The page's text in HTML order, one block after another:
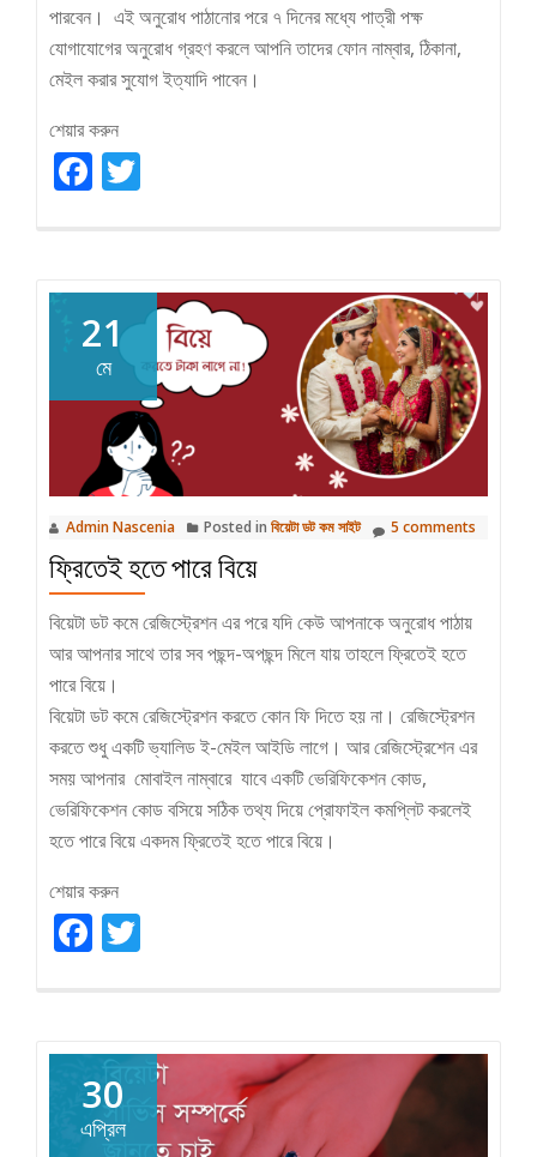
পারবেন। এই অনুরোধ পাঠানোর পরে ৭ দিনের মধ্যে পাত্রী পক্ষ
যোগাযোগের অনুরোধ গ্রহণ করলে আপনি তাদের ফোন নাম্বার, ঠিকানা,
মেইল করার সুযোগ ইত্যাদি পাবেন।
শেয়ার করুন
Facebook
21
মে
Admin Nascenia Posted in বিয়েটা ডট কম সাইট 5 comments
ফ্রিতেই হতে পারে বিয়ে
বিয়েটা ডট কমে রেজিস্ট্রেশন এর পরে যদি কেউ আপনাকে অনুরোধ পাঠায়
আর আপনার সাথে তার সব পছন্দ-অপছন্দ মিলে যায় তাহলে ফ্রিতেই হতে
পারে বিয়ে।
বিয়েটা ডট কমে রেজিস্ট্রেশন করতে কোন ফি দিতে হয় না। রেজিস্ট্রেশন
করতে শুধু একটি ভ্যালিড ই-মেইল আইডি লাগে। আর রেজিস্ট্রেশেন এর
সময় আপনার মোবাইল নাম্বারে যাবে একটি ভেরিফিকেশন কোড,
ভেরিফিকেশন কোড বসিয়ে সঠিক তথ্য দিয়ে প্রোফাইল কমপ্লিট করলেই
হতে পারে বিয়ে একদম ফ্রিতেই হতে পারে বিয়ে।
শেয়ার করুন
Facebook
30
এপ্রিল